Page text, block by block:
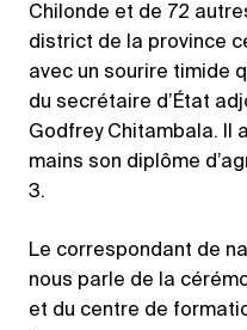
Chilonde et de 72
district de la province
avec un sourire timide
du secrétaire d’État
Godfrey Chitambala. Il
mains son diplôme
3.
Le correspondant de
nous parle de la
et du centre de